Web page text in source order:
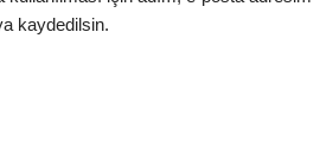
kaydedilsin.